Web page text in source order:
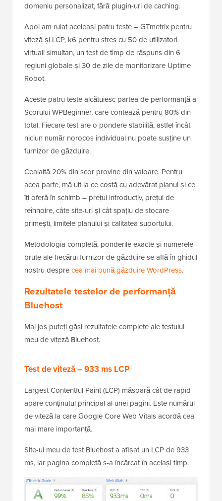
domeniu personalizat, fără plugin-uri de caching.
Apoi am rulat aceleași patru teste – GTmetrix pentru
viteză și LCP, k6 pentru stres cu 50 de utilizatori
virtuali simultan, un test de timp de răspuns din 6
regiuni globale și 30 de zile de monitorizare Uptime
Robot.
Aceste patru teste alcătuiesc partea de performanță a
Scorului WPBeginner, care contează pentru 80% din
total. Fiecare test are o pondere stabilită, astfel încât
niciun număr norocos individual nu poate susține un
furnizor de găzduire.
Cealaltă 20% din scor provine din valoare. Pentru
acea parte, mă uit la ce costă cu adevărat planul și ce
îți oferă în schimb – prețul introductiv, prețul de
reînnoire, câte site-uri și cât spațiu de stocare
primești, limitele planului și calitatea suportului.
Metodologia completă, ponderile exacte și numerele
brute ale fiecărui furnizor de găzduire se află în ghidul
nostru desprecea mai bună găzduire WordPress.
Rezultatele testelor de performanță
Bluehost
Mai jos puteți găsi rezultatele complete ale testului
meu de viteză Bluehost.
Test de viteză – 933 ms LCP
Largest Contentful Paint (LCP) măsoară cât de rapid
apare conținutul principal al unei pagini. Este numărul
de viteză la care Google Core Web Vitals acordă cea
mai mare importanță.
Site-ul meu de test Bluehost a afișat un LCP de 933
ms, iar pagina completă s-a încărcat în același timp.